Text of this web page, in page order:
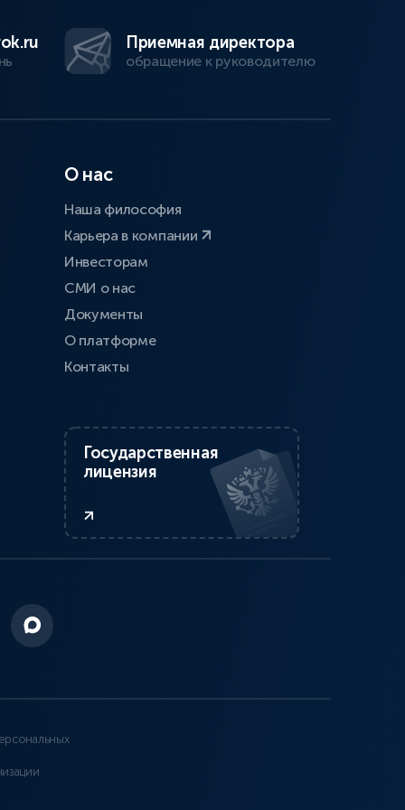
Приемная директора
обращение к руководителю
О нас
Наша философия
Карьера в компании
Инвесторам
СМИ о нас
Документы
О платформе
Контакты
Государственная
лицензия